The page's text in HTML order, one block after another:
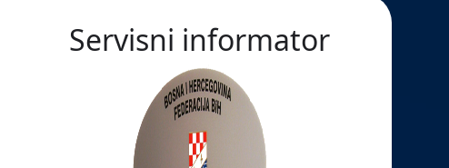
Servisni informator